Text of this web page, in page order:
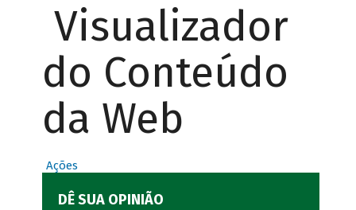
Visualizador
do Conteúdo
da Web
Ações
DÊ SUA OPINIÃO